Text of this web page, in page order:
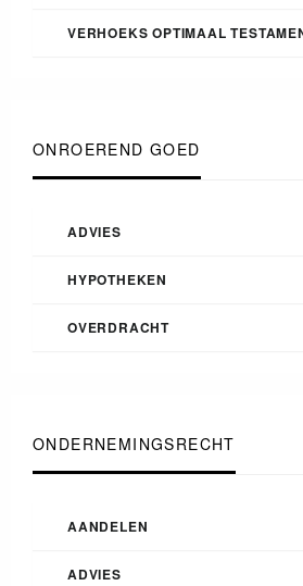
VERHOEKS OPTIMAAL
ONROEREND GOED
ADVIES
HYPOTHEKEN
OVERDRACHT
ONDERNEMINGSRECHT
AANDELEN
ADVIES